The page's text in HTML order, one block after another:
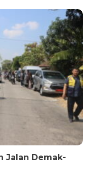
Jalan Demak-